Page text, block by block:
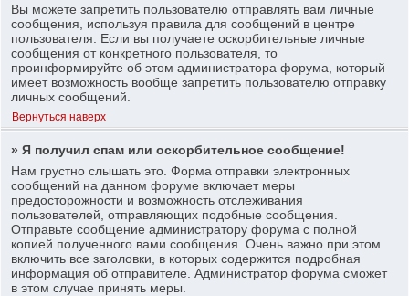
Вы можете запретить пользователю отправлять вам личные
сообщения, используя правила для сообщений в центре
пользователя. Если вы получаете оскорбительные личные
сообщения от конкретного пользователя, то
проинформируйте об этом администратора форума, который
имеет возможность вообще запретить пользователю отправку
личных сообщений.
Вернуться наверх
» Я получил спам или оскорбительное сообщение!
Нам грустно слышать это. Форма отправки электронных
сообщений на данном форуме включает меры
предосторожности и возможность отслеживания
пользователей, отправляющих подобные сообщения.
Отправьте сообщение администратору форума с полной
копией полученного вами сообщения. Очень важно при этом
включить все заголовки, в которых содержится подробная
информация об отправителе. Администратор форума сможет
в этом случае принять меры.